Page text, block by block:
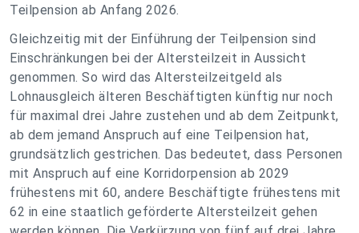
Teilpension ab Anfang 2026.
Gleichzeitig mit der Einführung der Teilpension sind
Einschränkungen bei der Altersteilzeit in Aussicht
genommen. So wird das Altersteilzeitgeld als
Lohnausgleich älteren Beschäftigten künftig nur noch
für maximal drei Jahre zustehen und ab dem Zeitpunkt,
ab dem jemand Anspruch auf eine Teilpension hat,
grundsätzlich gestrichen. Das bedeutet, dass Personen
mit Anspruch auf eine Korridorpension ab 2029
frühestens mit 60, andere Beschäftigte frühestens mit
62 in eine staatlich geförderte Altersteilzeit gehen